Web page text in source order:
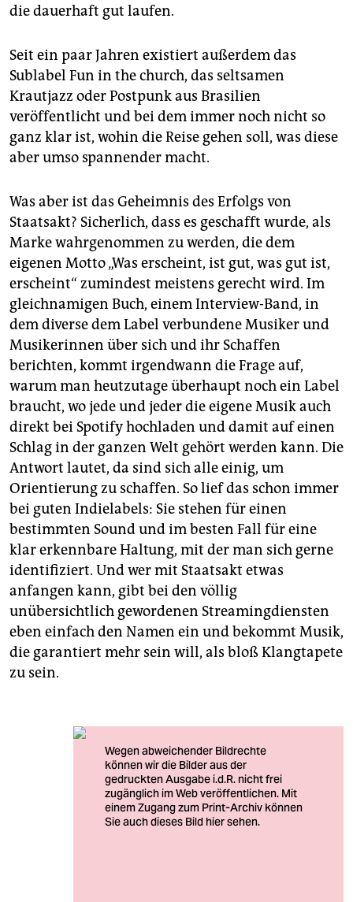
die dauerhaft gut laufen.
Seit ein paar Jahren existiert außerdem das
Sublabel Fun in the church, das seltsamen
Krautjazz oder Postpunk aus Brasilien
veröffentlicht und bei dem immer noch nicht so
ganz klar ist, wohin die Reise gehen soll, was diese
aber umso spannender macht.
Was aber ist das Geheimnis des Erfolgs von
Staatsakt? Sicherlich, dass es geschafft wurde, als
Marke wahrgenommen zu werden, die dem
eigenen Motto „Was erscheint, ist gut, was gut ist,
erscheint“ zumindest meistens gerecht wird. Im
gleichnamigen Buch, einem Interview-Band, in
dem diverse dem Label verbundene Musiker und
Musikerinnen über sich und ihr Schaffen
berichten, kommt irgendwann die Frage auf,
warum man heutzutage überhaupt noch ein Label
braucht, wo jede und jeder die eigene Musik auch
direkt bei Spotify hochladen und damit auf einen
Schlag in der ganzen Welt gehört werden kann. Die
Antwort lautet, da sind sich alle einig, um
Orientierung zu schaffen. So lief das schon immer
bei guten Indielabels: Sie stehen für einen
bestimmten Sound und im besten Fall für eine
klar erkennbare Haltung, mit der man sich gerne
identifiziert. Und wer mit Staatsakt etwas
anfangen kann, gibt bei den völlig
unübersichtlich gewordenen Streamingdiensten
eben einfach den Namen ein und bekommt Musik,
die garantiert mehr sein will, als bloß Klangtapete
zu sein.